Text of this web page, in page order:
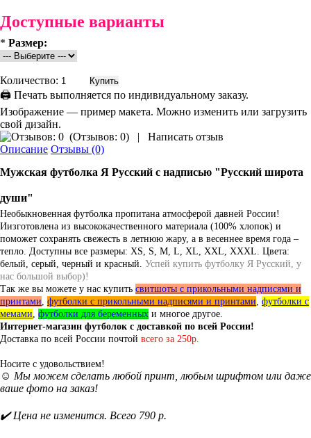
Доступные варианты
* Размер:
Количество:
🖨 Печать выполняется по индивидуальному заказу.
Изображение — пример макета. Можно изменить или загрузить
свой дизайн.
(Отзывов: 0) |
Написать отзыв
Описание Отзывы (0)
Мужская футболка Я Русский с надписью "Русский широта
души"
Необыкновенная футболка пропитана атмосферой давней России!
Иизготовлена из высококачественного материала (100% хлопок) и
поможет сохранять свежесть в летнюю жару, а в весеннее время года –
тепло. Доступны все размеры: XS, S, M, L, XL, XXL, XXXL. Цвета:
белый, серый, черный и красный. Успей купить футболку Я Русский, у
нас большой выбор)!
Так же вы можете у нас купить свитшоты с прикольными надписями и
принтами, футболки с прикольными надписями и принтами, футболки с
мемами, футболки для беременных и многое другое.
Интернет-магазин футболок с доставкой по всей России!
Доставка по всей России почтой всего за 250р.
Носите с удовольствием!
☺️ Мы можем сделать любой принт, любым шрифтом или даже
ваше фото на заказ!
✔️ Цена не изменится. Всего 790 р.